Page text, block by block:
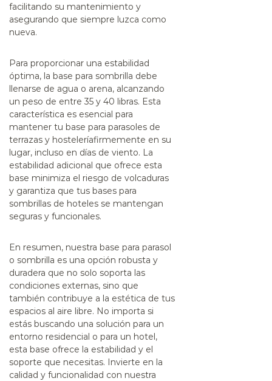
facilitando su mantenimiento y
asegurando que siempre luzca como
nueva.
Para proporcionar una estabilidad
óptima, la base para sombrilla debe
llenarse de agua o arena, alcanzando
un peso de entre 35 y 40 libras. Esta
característica es esencial para
mantener tu base para parasoles de
terrazas y hosteleríafirmemente en su
lugar, incluso en días de viento. La
estabilidad adicional que ofrece esta
base minimiza el riesgo de volcaduras
y garantiza que tus bases para
sombrillas de hoteles se mantengan
seguras y funcionales.
En resumen, nuestra base para parasol
o sombrilla es una opción robusta y
duradera que no solo soporta las
condiciones externas, sino que
también contribuye a la estética de tus
espacios al aire libre. No importa si
estás buscando una solución para un
entorno residencial o para un hotel,
esta base ofrece la estabilidad y el
soporte que necesitas. Invierte en la
calidad y funcionalidad con nuestra